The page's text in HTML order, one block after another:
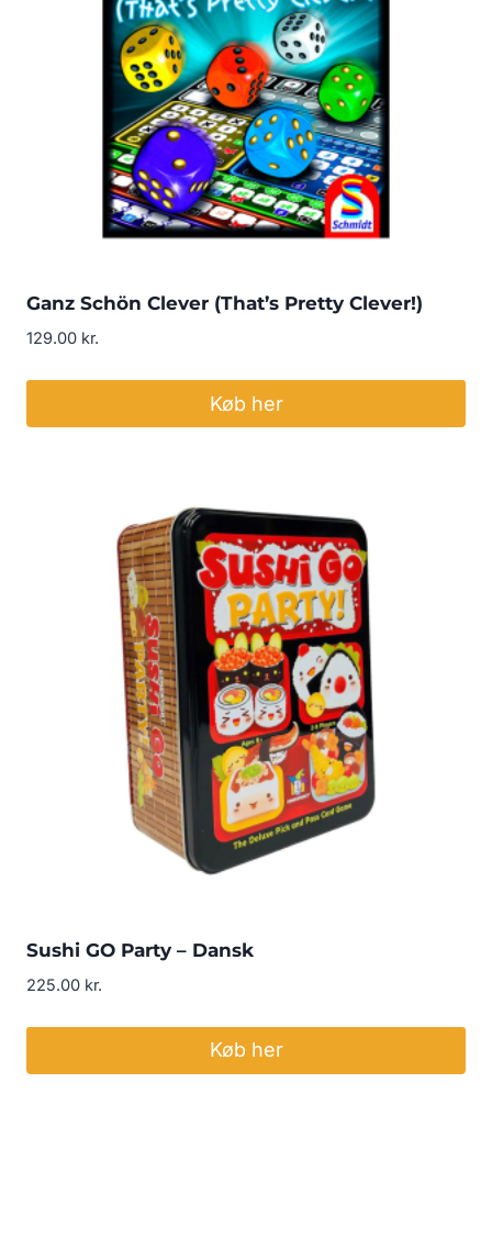
Ganz Schön Clever (That’s Pretty Clever!)
129.00 kr.
Køb her
Sushi GO Party – Dansk
225.00 kr.
Køb her